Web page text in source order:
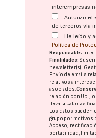
Autorizo el
de terceros vía
He leído y
Política de
Responsable:
Finalidades:
newsletter(s).
Envío de emails
relativos a
asociados.
relación con Ud., o
llevar a cabo las
Los datos pueden
grupo por motivos
Acceso,
portabilidad,